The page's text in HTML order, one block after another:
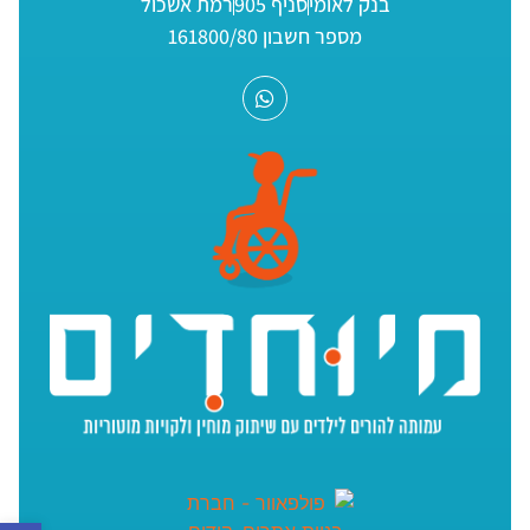
מספר חשבון 161800/80